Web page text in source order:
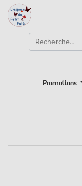
Promotions